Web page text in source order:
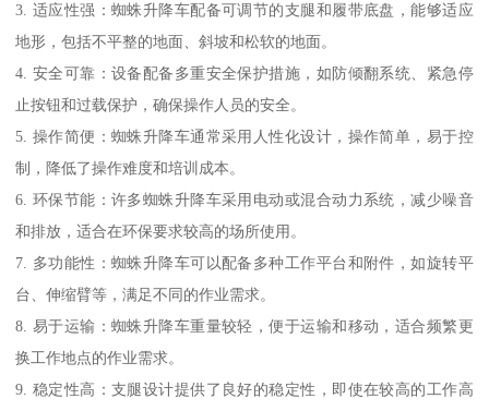
3. 适应性强：蜘蛛升降车配备可调节的支腿和履带底盘，能够适应
地形，包括不平整的地面、斜坡和松软的地面。
4. 安全可靠：设备配备多重安全保护措施，如防倾翻系统、紧急停
止按钮和过载保护，确保操作人员的安全。
5. 操作简便：蜘蛛升降车通常采用人性化设计，操作简单，易于控
制，降低了操作难度和培训成本。
6. 环保节能：许多蜘蛛升降车采用电动或混合动力系统，减少噪音
和排放，适合在环保要求较高的场所使用。
7. 多功能性：蜘蛛升降车可以配备多种工作平台和附件，如旋转平
台、伸缩臂等，满足不同的作业需求。
8. 易于运输：蜘蛛升降车重量较轻，便于运输和移动，适合频繁更
换工作地点的作业需求。
9. 稳定性高：支腿设计提供了良好的稳定性，即使在较高的工作高